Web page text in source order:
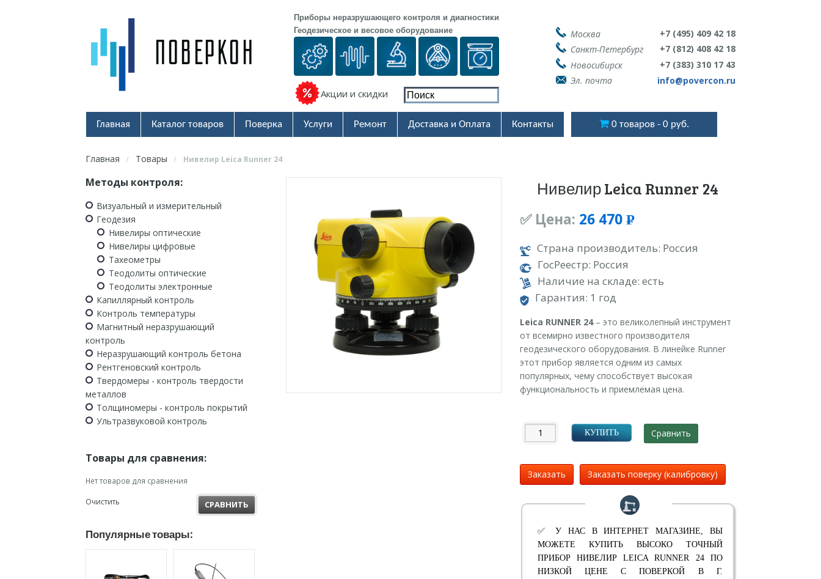
Приборы неразрушающего контроля и диагностики
Геодезическое и весовое оборудование
Акции и скидки
Москва
+7 (495) 409 42 18
Санкт-Петербург
+7 (812) 408 42 18
Новосибирск
+7 (383) 310 17 43
Эл. почта
info@povercon.ru
Главная Каталог товаров Поверка Услуги Ремонт Доставка и Оплата Контакты 0 товаров 0 руб.
Главная / Товары / Нивелир Leica Runner 24
Нивелир Leica Runner 24
✅ Цена: 26 470 Р
УБ.
Страна производитель: Россия
ГосРеестр: Россия
Наличие на складе: есть
Гарантия: 1 год
Leica RUNNER 24– это великолепный инструмент
от всемирно известного производителя
геодезического оборудования. В линейке Runner
этот прибор является одним из самых
популярных, чему способствует высокая
функциональность и приемлемая цена.
КУПИТЬ Сравнить
Заказать Заказать поверку (калибровку)
✅ У НАС В ИНТЕРНЕТ МАГАЗИНЕ, ВЫ
МОЖЕТЕ КУПИТЬ ВЫСОКО ТОЧНЫЙ
ПРИБОР НИВЕЛИР LEICA RUNNER 24 ПО
НИЗКОЙ ЦЕНЕ С ПОВЕРКОЙ В Г.
Методы контроля:
Визуальный и измерительный
Геодезия
Нивелиры оптические
Нивелиры цифровые
Тахеометры
Теодолиты оптические
Теодолиты электронные
Капиллярный контроль
Контроль температуры
Магнитный неразрушающий
контроль
Неразрушающий контроль бетона
Рентгеновский контроль
Твердомеры - контроль твердости
металлов
Толщиномеры - контроль покрытий
Ультразвуковой контроль
Товары для сравнения:
Нет товаров для сравнения
Очистить
СРАВНИТЬ
Популярные товары: